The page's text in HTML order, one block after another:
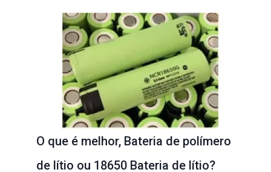
O que é melhor, Bateria de polímero
de lítio ou 18650 Bateria de lítio?